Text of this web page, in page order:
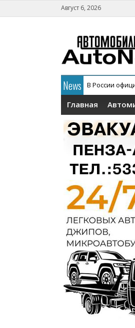
Август 6, 2026
News В России
АГР
Главная